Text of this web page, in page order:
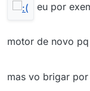
eu por
motor de novo
mas vo brigar por